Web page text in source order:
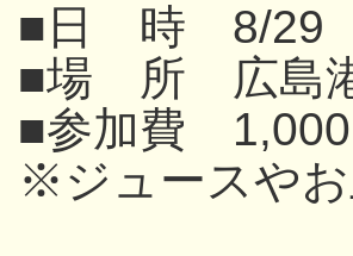
■日 時 8/29
■場 所 広島港
■参加費 1,000
※ジュースや